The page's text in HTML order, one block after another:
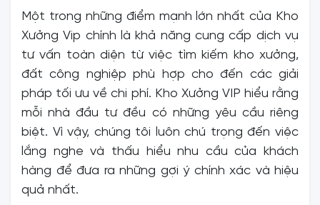
Một trong những điểm mạnh lớn nhất của Kho
Xưởng Vip chính là khả năng cung cấp dịch vụ
tư vấn toàn diện từ việc tìm kiếm kho xưởng,
đất công nghiệp phù hợp cho đến các giải
pháp tối ưu về chi phí. Kho Xưởng VIP hiểu rằng
mỗi nhà đầu tư đều có những yêu cầu riêng
biệt. Vì vậy, chúng tôi luôn chú trọng đến việc
lắng nghe và thấu hiểu nhu cầu của khách
hàng để đưa ra những gợi ý chính xác và hiệu
quả nhất.